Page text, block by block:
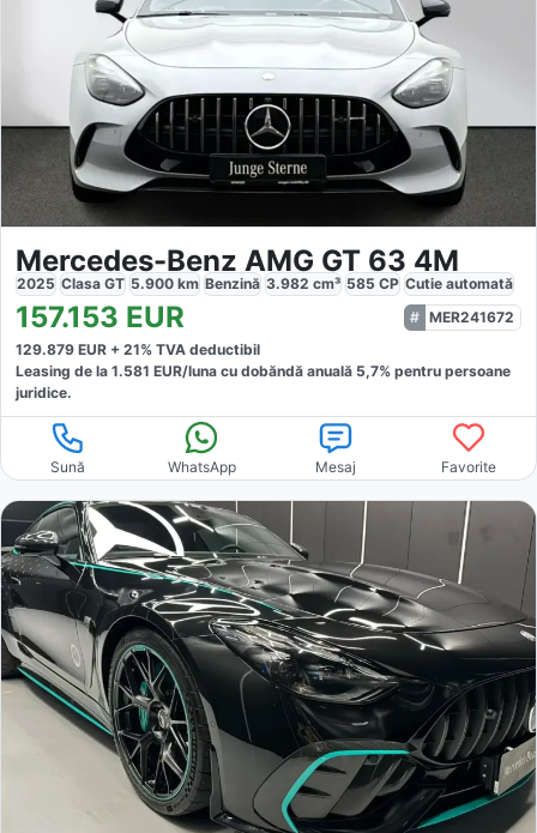
Mercedes-Benz AMG GT 63 4M
2025 Clasa GT 5.900 km Benzină 3.982 cm³ 585 CP Cutie automată
157.153 EUR
MER241672
129.879 EUR + 21% TVA deductibil
Leasing de la 1.581 EUR/luna cu dobăndă anuală 5,7% pentru persoane
juridice.
Sună WhatsApp Mesaj Favorite